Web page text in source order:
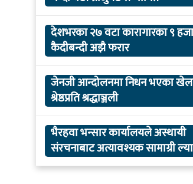
देशभरका २७ वटा कारागारका ९
कैदीबन्दी अझै फरार
जेनजी आन्दोलनमा निधन भएका
श्रेष्ठप्रति श्रद्धाञ्जली
भैरहवा भन्सार कार्यालयले अस्थायी
संरचनाबाट अत्यावश्यक सामाग्री